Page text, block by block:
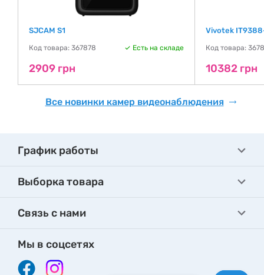
SJCAM S1
Код товара: 367878 Есть на складе
2909 грн
Vivotek
Код товара:
10382 грн
Все новинки камер видеонаблюдения
График работы
Выборка товара
Связь с нами
Мы в соцсетях